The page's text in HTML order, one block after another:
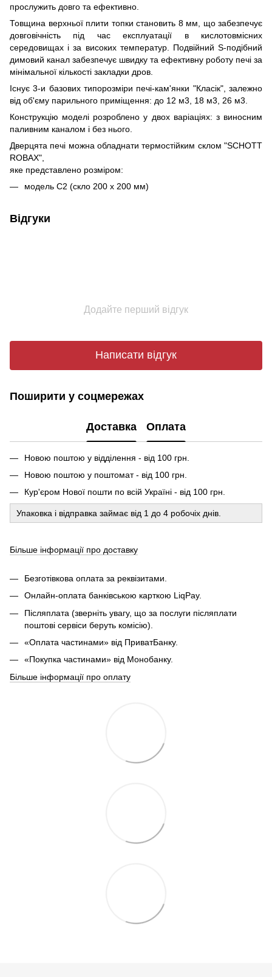
прослужить довго та ефективно.
Товщина верхньої плити топки становить 8 мм, що забезпечує
довговічність під час експлуатації в кислотовмісних
середовищах і за високих температур. Подвійний S-подібний
димовий канал забезпечує швидку та ефективну роботу печі за
мінімальної кількості закладки дров.
Існує 3-и базових типорозміри печі-кам'янки "Класік", залежно
від об'єму парильного приміщення: до 12 м3, 18 м3, 26 м3.
Конструкцію моделі розроблено у двох варіаціях: з виносним
паливним каналом і без нього.
Дверцята печі можна обладнати термостійким склом "SCHOTT
ROBAX",
яке представлено розміром:
модель С2 (скло 200 х 200 мм)
Відгуки
Додайте перший відгук
Написати відгук
Поширити у соцмережах
Доставка Оплата
Новою поштою у відділення - від 100 грн.
Новою поштою у поштомат - від 100 грн.
Кур'єром Нової пошти по всій Україні - від 100 грн.
Упаковка і відправка займає від 1 до 4 робочіх днів.
Більше інформації про доставку
Безготівкова оплата за реквізитами.
Онлайн-оплата банківською карткою LiqPay.
Післяплата (зверніть увагу, що за послуги післяплати
поштові сервіси беруть комісію).
«Оплата частинами» від ПриватБанку.
«Покупка частинами» від Монобанку.
Більше інформації про оплату